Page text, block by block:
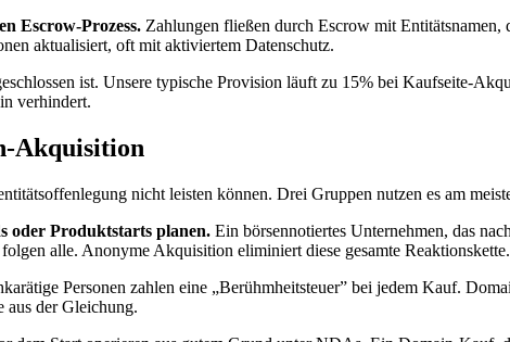
Escrow-Prozess. Zahlungen fließen durch Escrow mit
aktualisiert, oft mit aktiviertem Datenschutz.
ist. Unsere typische Provision läuft zu 15% bei Kaufseite-
verhindert.
Akquisition
nicht leisten können. Drei Gruppen nutzen es am
oder Produktstarts planen. Ein börsennotiertes Unternehmen, das
alle. Anonyme Akquisition eliminiert diese gesamte Reaktionskette.
Personen zahlen eine „Berühmheitsteuer” bei jedem Kauf.
aus der Gleichung.